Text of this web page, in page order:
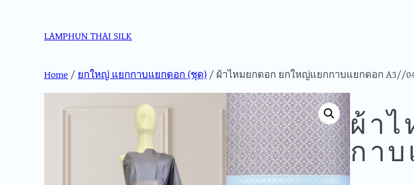
LAMPHUN THAI SILK
Home / ยกใหญ่ แยกกาบแยกดอก (ชุด) / ผ้าไหมยกดอก ยกใหญ่แยกกาบแยกดอก A3//
ผ้า
กา